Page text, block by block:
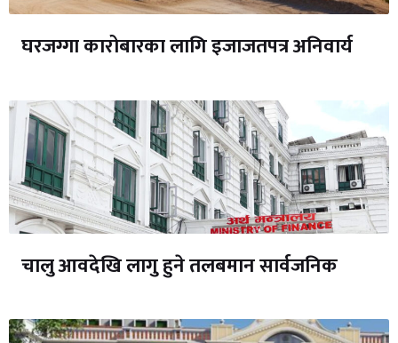
घरजग्गा कारोबारका लागि इजाजतपत्र अनिवार्य
चालु आवदेखि लागु हुने तलबमान सार्वजनिक